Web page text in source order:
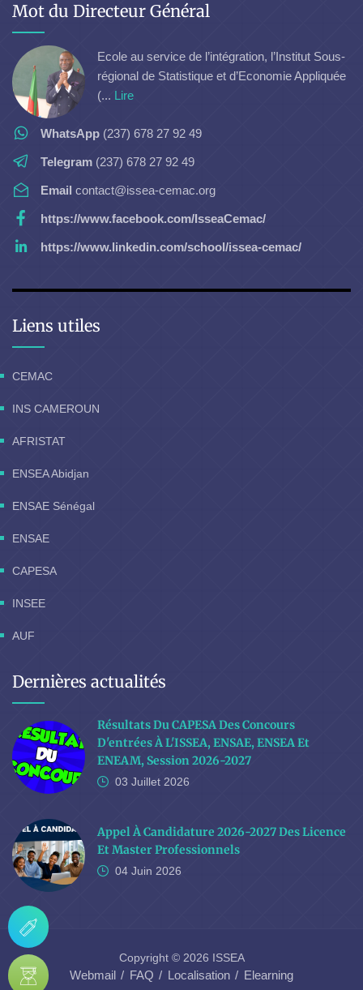
Mot du Directeur Général
Ecole au service de l’intégration, l’Institut Sous-
régional de Statistique et d’Economie Appliquée
(... Lire
WhatsApp (237) 678 27 92 49
Telegram (237) 678 27 92 49
Email contact@issea-cemac.org
https://www.facebook.com/IsseaCemac/
https://www.linkedin.com/school/issea-cemac/
Liens utiles
CEMAC
INS CAMEROUN
AFRISTAT
ENSEA Abidjan
ENSAE Sénégal
ENSAE
CAPESA
INSEE
AUF
Dernières actualités
Résultats Du CAPESA Des Concours
D'entrées À L'ISSEA, ENSAE, ENSEA Et
ENEAM, Session 2026-2027
03 Juillet 2026
Appel À Candidature 2026-2027 Des Licence
Et Master Professionnels
04 Juin 2026
Copyright © 2026 ISSEA
Webmail FAQ Localisation Elearning